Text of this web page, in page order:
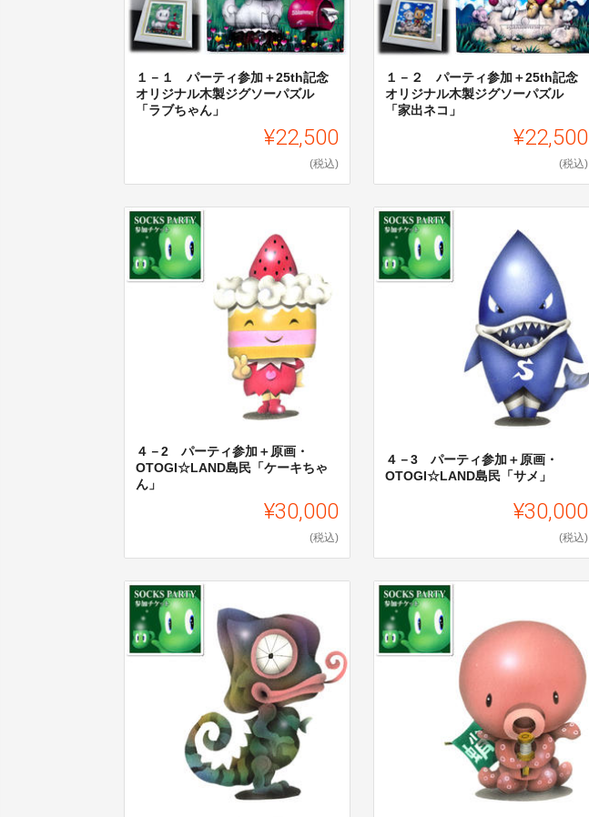
１－１ パーティ参加＋25th記念
オリジナル木製ジグソーパズル
「ラブちゃん」
¥22,500
(税込)
１－２ パーティ参加＋25th記念
オリジナル木製ジグソーパズル
「家出ネコ」
¥22,500
(税込)
４－2 パーティ参加＋原画・
OTOGI☆LAND島民「ケーキちゃ
ん」
¥30,000
(税込)
４－3 パーティ参加＋原画・
OTOGI☆LAND島民「サメ」
¥30,000
(税込)